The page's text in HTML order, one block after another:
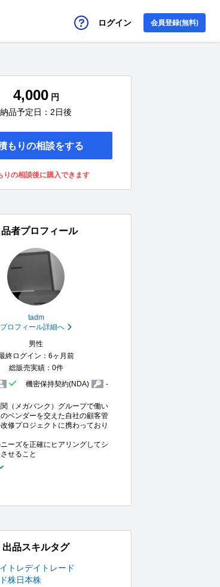
ログイン 会員登録(無料)
4,000 円
納品予定日：2日後
もりの相談をする
りの相談後に購入できます
品者プロフィール
tadm
プロフィール詳細へ
男性
終ログイン：6ヶ月前
総販売実績：0件
機密保持契約(NDA) -
（メガバンク）グループで働い
ベンダーを交えた自社の顧客管
修プロジェクトに携わっており
ーズを正確にヒアリングしてシ
せること
出品スキルタグ
トレデイトレード
株日本株